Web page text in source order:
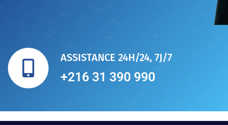
ASSISTANCE 24H/24, 7J/7
+216 31 390 990